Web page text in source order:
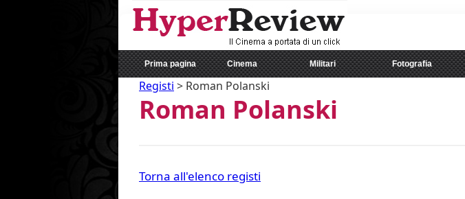
Prima pagina Cinema Militari Fotografia
Registi > Roman Polanski
Roman Polanski
Torna all'elenco registi